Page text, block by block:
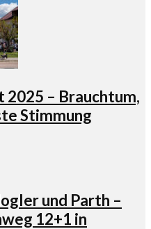
– Brauchtum,
Stimmung
und Parth –
12+1 in